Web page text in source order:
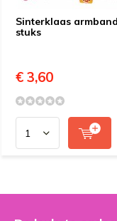
Sinterklaas
stuks
€ 3,60